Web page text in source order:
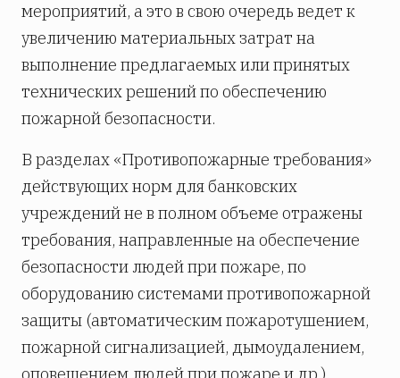
мероприятий, а это в свою очередь ведет к
увеличению материальных затрат на
выполнение предлагаемых или принятых
технических решений по обеспечению
пожарной безопасности.
В разделах «Противопожарные требования»
действующих норм для банковских
учреждений не в полном объеме отражены
требования, направленные на обеспечение
безопасности людей при пожаре, по
оборудованию системами противопожарной
защиты (автоматическим пожаротушением,
пожарной сигнализацией, дымоудалением,